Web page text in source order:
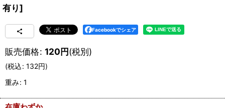
有り]
Facebookでシェア
販売価格: 120円(税別)
(税込: 132円)
重み: 1